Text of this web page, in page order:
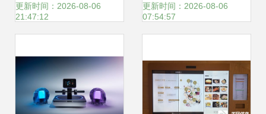
界限的必备软件
更新时间：2026-08-06
21:47:12
界的理性探讨
更新时间：2026-08-06
07:54:57